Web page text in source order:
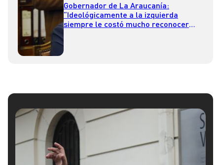
Gobernador de La Araucanía:
“Ideológicamente a la izquierda
siempre le costó mucho reconocer